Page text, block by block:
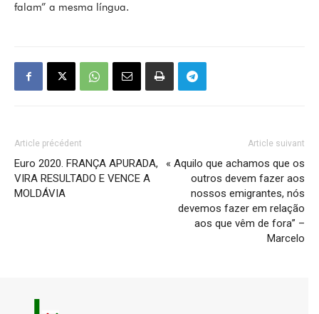
falam” a mesma língua.
Article précédent
Euro 2020. FRANÇA APURADA,
VIRA RESULTADO E VENCE A
MOLDÁVIA
Article suivant
« Aquilo que achamos que os
outros devem fazer aos
nossos emigrantes, nós
devemos fazer em relação
aos que vêm de fora” –
Marcelo